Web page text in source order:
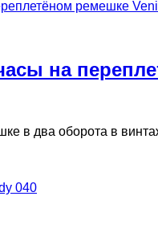
на
в два оборота в